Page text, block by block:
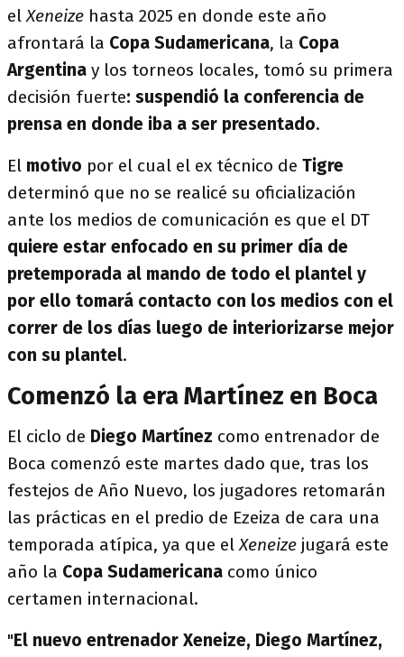
elXeneize hasta 2025 en donde este año
afrontará la Copa Sudamericana, la Copa
Argentina y los torneos locales, tomó su primera
decisión fuerte: suspendió la conferencia de
prensa en donde iba a ser presentado.
El motivo por el cual el ex técnico de Tigre
determinó que no se realicé su oficialización
ante los medios de comunicación es que el DT
quiere estar enfocado en su primer día de
pretemporada al mando de todo el plantel y
por ello tomará contacto con los medios con el
correr de los días luego de interiorizarse mejor
con su plantel.
Comenzó la era Martínez en Boca
El ciclo de Diego Martínez como entrenador de
Boca comenzó este martes dado que, tras los
festejos de Año Nuevo, los jugadores retomarán
las prácticas en el predio de Ezeiza de cara una
temporada atípica, ya que elXeneize jugará este
año la Copa Sudamericana como único
certamen internacional.
"El nuevo entrenador Xeneize, Diego Martínez,